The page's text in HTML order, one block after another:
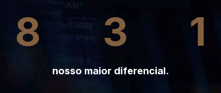
8 3 1
nosso maior diferencial.